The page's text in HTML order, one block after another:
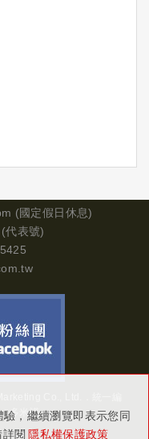
，繼續瀏覽即表示您同
閱 隱私權保護政策
(國定假日休息)
(代表號)
Co., Ltd.．
: 多米諾